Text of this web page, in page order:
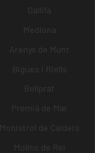
Gallifa
Mediona
Arenys de Munt
Bigues i Riells
Bellprat
Premià de Mar
Monistrol de Calders
Molins de Rei